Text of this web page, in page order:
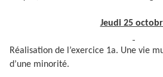
Jeudi 25
Réalisation de l’exercice 1a. Une vie
d’une minorité.